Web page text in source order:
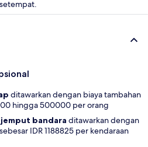
ditawarkan dengan biaya tambahan
hingga 500000 per orang
bandara ditawarkan dengan
IDR 1188825 per kendaraan